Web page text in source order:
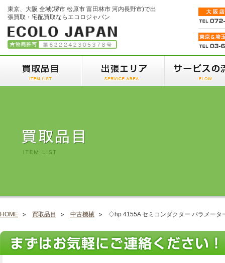
東京、大阪 全域(堺市 松原市 富田林市 河内長野市)で出
張買取・宅配買取ならエコロジャパン
HOME 買取品目 中古機械 ◇hp 4155A セミコンダクター パラメータ